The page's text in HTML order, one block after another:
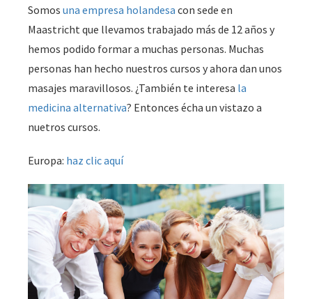
Somos una empresa holandesa con sede en
Maastricht que llevamos trabajado más de 12 años y
hemos podido formar a muchas personas. Muchas
personas han hecho nuestros cursos y ahora dan unos
masajes maravillosos. ¿También te interesa la
medicina alternativa? Entonces écha un vistazo a
nuetros cursos.
Europa: haz clic aquí